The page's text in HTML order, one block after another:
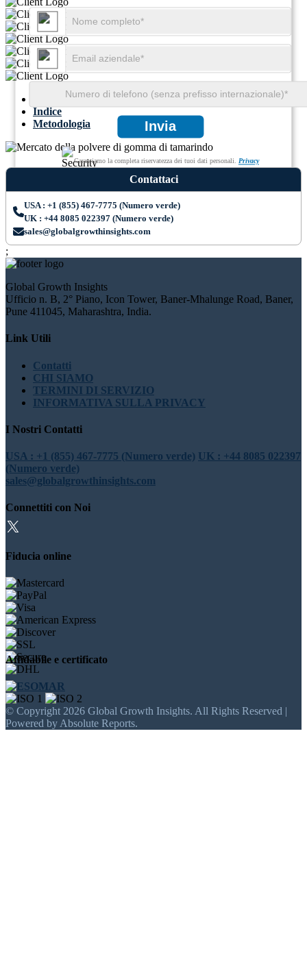
Sommario
Indice
Metodologia
Invia
Garantiamo la completa riservatezza dei tuoi dati personali. Privacy
Contattaci
USA : +1 (855) 467-7775 (Numero verde)
UK : +44 8085 022397 (Numero verde)
sales@globalgrowthinsights.com
;
Global Growth Insights
Ufficio n. B, 2° Piano, Icon Tower, Baner-Mhalunge Road, Baner,
Pune 411045, Maharashtra, India.
Link Utili
Contatti
CHI SIAMO
TERMINI DI SERVIZIO
INFORMATIVA SULLA PRIVACY
I Nostri Contatti
USA : +1 (855) 467-7775 (Numero verde) UK : +44 8085 022397
(Numero verde)
sales@globalgrowthinsights.com
Connettiti con Noi
Fiducia online
Affidabile e certificato
© Copyright 2026 Global Growth Insights. All Rights Reserved |
Powered by Absolute Reports.